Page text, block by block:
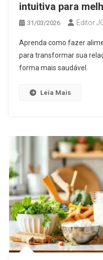
intuitiva para
31/03/2026 Editor
Aprenda como fazer
para transformar sua
forma mais saudável.
Leia Mais